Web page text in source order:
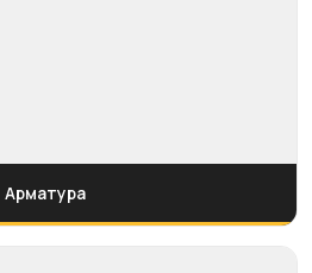
Арматура